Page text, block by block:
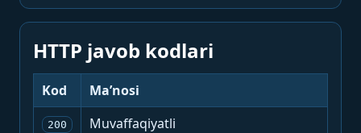
HTTP javob kodlari
Kod Ma’nosi
200 Muvaffaqiyatli